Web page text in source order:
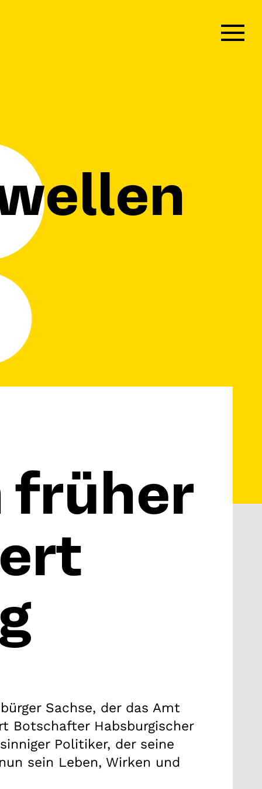
früher
Sachse, der das Amt
Botschafter Habsburgischer
Politiker, der seine
sein Leben, Wirken und